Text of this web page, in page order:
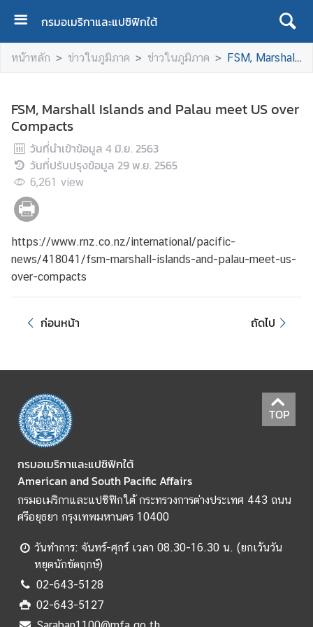
กรมอเมริกาและแปซิฟิกใต้
ห
น้
ร
ก
เ
กี่
ย
ว
บ
เ
ร
มู
ล
ร
า
ย
ร
ะ
เ
ท
ศ
ค
ว
า
หน้าหลัก ข่าวในภูมิภาค ข่าวในภูมิภาค FSM, Marshall Islands and Palau meet US over Compacts
FSM, Marshall Islands and Palau meet US over
Compacts
วันที่นำเข้าข้อมูล 4 มิ.ย. 2563
วันที่ปรับปรุงข้อมูล 29 พ.ย. 2565
6,261 view
https://www.rnz.co.nz/international/pacific-
news/418041/fsm-marshall-islands-and-palau-meet-us-
over-compacts
ก่อนหน้า ถัดไป
TOP
กรมอเมริกาและแปซิฟิกใต้
American and South Pacific Affairs
กรมอเมริกาและแปซิฟิกใต้ กระทรวงการต่างประเทศ 443 ถนน
ศรีอยุธยา กรุงเทพมหานคร 10400
วันทำการ: จันทร์-ศุกร์ เวลา 08.30-16.30 น. (ยกเว้นวัน
หยุดนักขัตฤกษ์)
02-643-5128
02-643-5127